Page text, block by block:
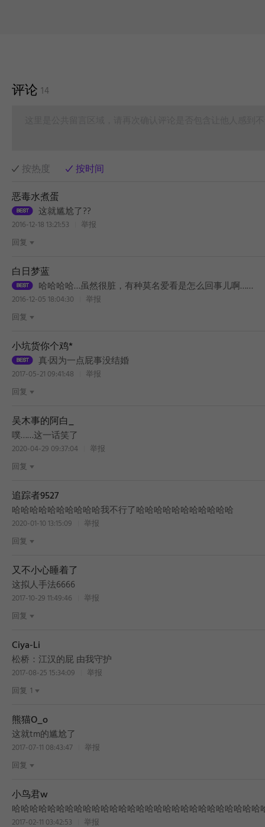
评论 14
按热度
按时间
恶毒水煮蛋
BEST
这就尴尬了??
2016-12-18 13:21:53
举报
回复
白日梦蓝
BEST
哈哈哈哈…虽然很脏，有种莫名爱看是怎么回事儿啊……
2016-12-05 18:04:30
举报
回复
小坑货你个鸡*
BEST
真·因为一点屁事没结婚
2017-05-21 09:41:48
举报
回复
吴木事的阿白_
噗……这一话笑了
2020-04-29 09:37:04
举报
回复
追踪者9527
哈哈哈哈哈哈哈哈哈哈我不行了哈哈哈哈哈哈哈哈哈哈哈
2020-01-10 13:15:09
举报
回复
又不小心睡着了
这拟人手法6666
2017-10-29 11:49:46
举报
回复
Ciya-Li
松桥：江汉的屁 由我守护
2017-08-25 15:34:09
举报
回复 1
熊猫O_o
这就tm的尴尬了
2017-07-11 08:43:47
举报
回复
小鸟君w
哈哈哈哈哈哈哈哈哈哈哈哈哈哈哈哈哈哈哈哈哈哈哈哈哈哈哈
2017-02-11 03:42:53 举报